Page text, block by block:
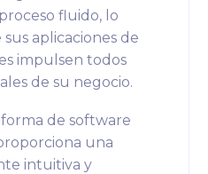
fluido, lo
aplicaciones de
impulsen todos
de su negocio.
de software
una
intuitiva y